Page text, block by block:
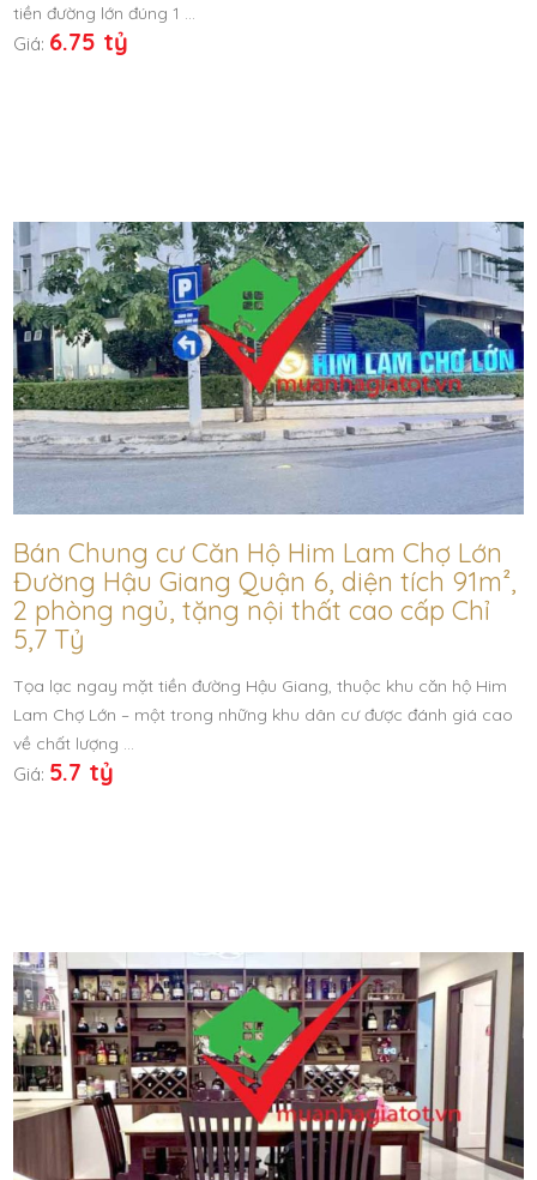
tiền đường lớn đúng 1 …
Giá: 6.75 tỷ
Bán Chung cư Căn Hộ Him Lam Chợ Lớn
Đường Hậu Giang Quận 6, diện tích 91m²,
2 phòng ngủ, tặng nội thất cao cấp Chỉ
5,7 Tỷ
Tọa lạc ngay mặt tiền đường Hậu Giang, thuộc khu căn hộ Him
Lam Chợ Lớn – một trong những khu dân cư được đánh giá cao
về chất lượng …
Giá: 5.7 tỷ